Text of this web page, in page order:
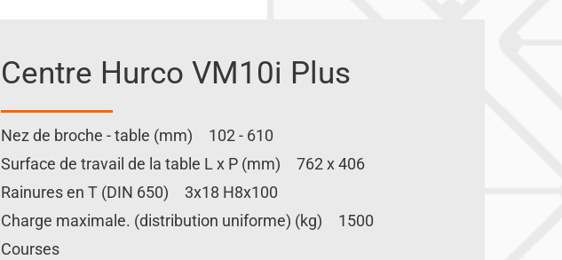
Centre Hurco VM10i Plus
Nez de broche - table (mm) 102 - 610
Surface de travail de la table L x P (mm) 762 x 406
Rainures en T (DIN 650) 3x18 H8x100
Charge maximale. (distribution uniforme) (kg) 1500
Courses